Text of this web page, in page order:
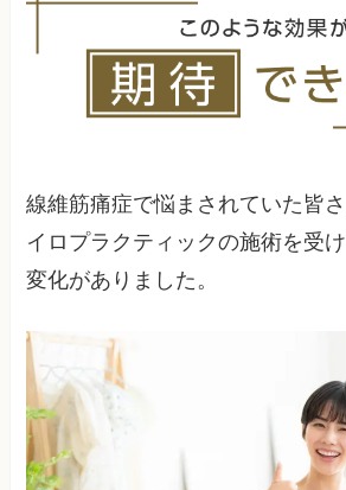
ることは十分可能です。実際に
患者さんも存在します。
線維筋痛症で悩まされていた皆
イロプラクティックの施術を受
変化がありました。